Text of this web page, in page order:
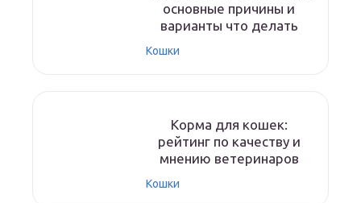
основные причины и
варианты что делать
Кошки
Корма для кошек:
рейтинг по качеству и
мнению ветеринаров
Кошки